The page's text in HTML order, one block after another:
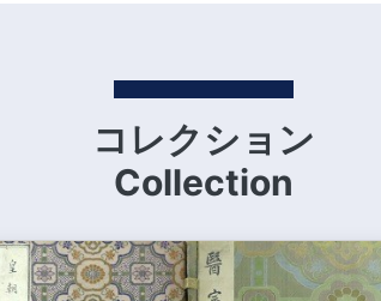
コレクション
Collection